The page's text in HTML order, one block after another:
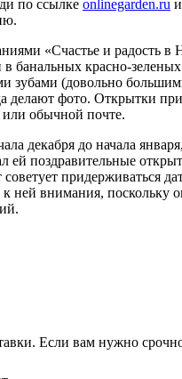
по ссылке onlinegarden.ru
«Счастье и радость в
красно-
(довольно
делают фото. Открытки
обычной почте.
декабря до начала
поздравительные
придерживаться
ней внимания, поскольку
Если вам нужно